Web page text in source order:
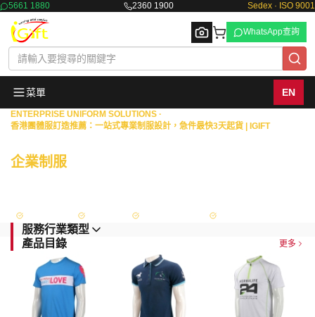
5661 1880 2360 1900 Sedex · ISO 9001
Browse
WhatsApp查詢
菜單 EN
ENTERPRISE UNIFORM SOLUTIONS ·
香港團體服訂造推薦：一站式專業制服設計，急件最快3天起貨 | IGIFT
企業制服
服務行業類型
產品目錄
更多